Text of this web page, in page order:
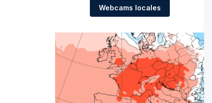
Webcams locales